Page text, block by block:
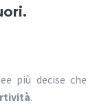
più decise che
.